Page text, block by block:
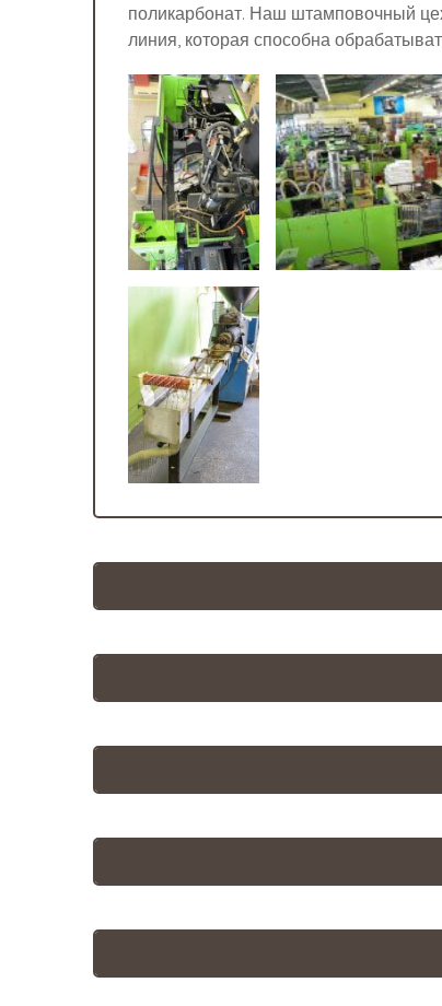
поликарбонат. Наш штамповочный
линия, которая способна